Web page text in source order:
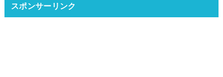
スポンサーリンク